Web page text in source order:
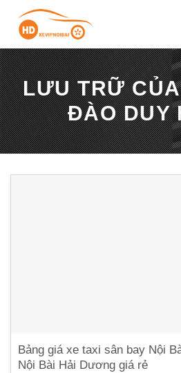
Chuyển
đến
dung
LƯU TRỮ
ĐÀO DUY
Bảng giá xe taxi sân bay Nội
Nội Bài Hải Dương giá rẻ